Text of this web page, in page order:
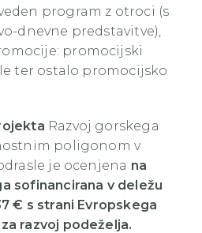
program z otroci (s
dnevne predstavitve),
promocijski
ter ostalo promocijsko
Razvoj gorskega
poligonom v
je ocenjena na
sofinancirana v deležu
€ s strani Evropskega
razvoj podeželja.